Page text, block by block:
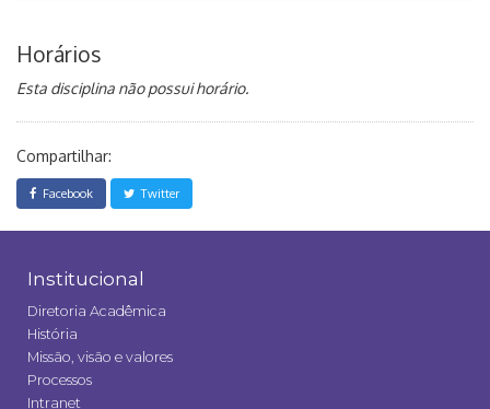
Horários
Esta disciplina não possui horário.
Compartilhar:
Facebook Twitter
Institucional
Diretoria Acadêmica
História
Missão, visão e valores
Processos
Intranet